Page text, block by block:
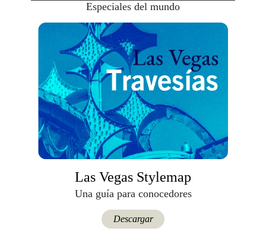
Especiales del mundo
Las Vegas Stylemap
Una guía para conocedores
Descargar